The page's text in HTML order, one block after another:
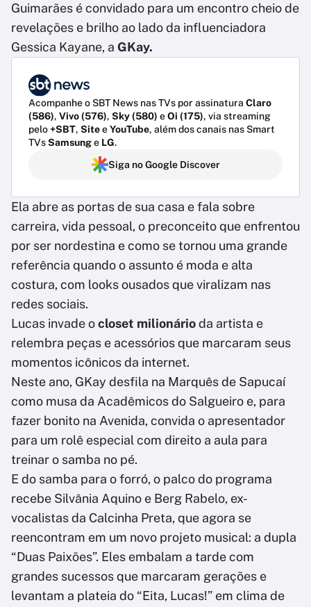
Guimarães é convidado para um encontro cheio de
revelações e brilho ao lado da influenciadora
Gessica Kayane, a GKay.
Acompanhe o SBT News nas TVs por assinatura Claro
(586), Vivo (576), Sky (580) eOi (175), via streaming
pelo+SBT, SiteeYouTube, além dos canais nas Smart
TVsSamsunge LG.
Siga no Google Discover
Ela abre as portas de sua casa e fala sobre
carreira, vida pessoal, o preconceito que enfrentou
por ser nordestina e como se tornou uma grande
referência quando o assunto é moda e alta
costura, com looks ousados que viralizam nas
redes sociais.
Lucas invade ocloset milionárioda artista e
relembra peças e acessórios que marcaram seus
momentos icônicos da internet.
Neste ano, GKay desfila na Marquês de Sapucaí
como musa da Acadêmicos do Salgueiro e, para
fazer bonito na Avenida, convida o apresentador
para um rolê especial com direito a aula para
treinar o samba no pé.
E do samba para o forró, o palco do programa
recebe Silvânia Aquino e Berg Rabelo, ex-
vocalistas da Calcinha Preta, que agora se
reencontram em um novo projeto musical: a dupla
“Duas Paixões”. Eles embalam a tarde com
grandes sucessos que marcaram gerações e
levantam a plateia do “Eita, Lucas!” em clima de